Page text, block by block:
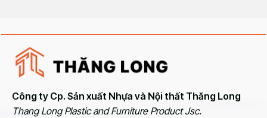
Công ty Cp. Sản xuất Nhựa và Nội thất Thăng Long
Thang Long Plastic and Furniture Product Jsc.